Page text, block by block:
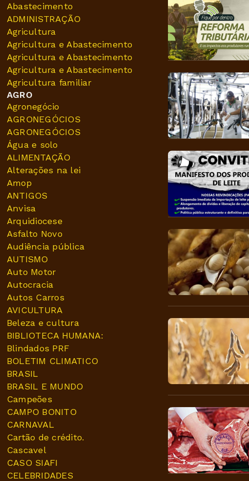
Abastecimento
ADMINISTRAÇÃO
Agricultura
Agricultura e Abastecimento
Agricultura e Abastecimento
Agricultura e Abastecimento
Agricultura familiar
AGRO
Agronegócio
AGRONEGÓCIOS
AGRONEGÓCIOS
Água e solo
ALIMENTAÇÃO
Alterações na lei
Amop
ANTIGOS
Anvisa
Arquidiocese
Asfalto Novo
Audiência pública
AUTISMO
Auto Motor
Autocracia
Autos Carros
AVICULTURA
Beleza e cultura
BIBLIOTECA HUMANA:
Blindados PRF
BOLETIM CLIMATICO
BRASIL
BRASIL E MUNDO
Campeões
CAMPO BONITO
CARNAVAL
Cartão de crédito.
Cascavel
CASO SIAFI
CELEBRIDADES